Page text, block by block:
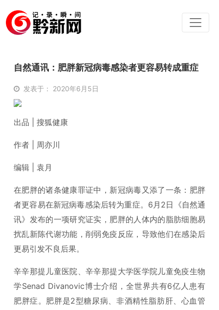
自然通讯：肥胖新冠病毒感染者更容易转成重症
发表于： 2020年6月5日
出品 | 搜狐健康
作者 | 周亦川
编辑 | 袁月
在肥胖的诸条健康罪证中，新冠病毒又添了一条：肥胖
者更容易在新冠病毒感染后转为重症。6月2日《自然通
讯》发布的一项研究证实，肥胖的人体内的脂肪细胞易
扰乱新陈代谢功能，削弱免疫反应，导致他们在感染后
更易引发不良后果。
辛辛那提儿童医院、辛辛那提大学医学院儿童免疫生物
学Senad Divanovic博士介绍，全世界共有6亿人患有
肥胖症。肥胖是2型糖尿病、非酒精性脂肪肝、心血管